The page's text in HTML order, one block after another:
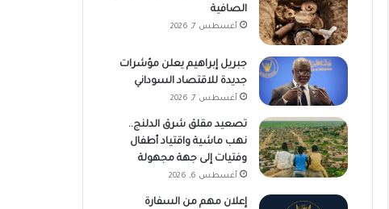
الصافية
أغسطس 7, 2026
جبريل إبراهيم يعلن مؤشرات
جديدة للاقتصاد السوداني
أغسطس 7, 2026
تصعيد مقلق شرق الدلنج..
نهب ماشية واقتياد أطفال
وفتيات إلى جهة مجهولة
أغسطس 6, 2026
إعلان مهم من السفارة